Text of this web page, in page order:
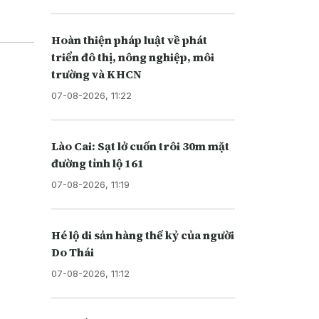
Hoàn thiện pháp luật về phát
triển đô thị, nông nghiệp, môi
trường và KHCN
07-08-2026, 11:22
Lào Cai: Sạt lở cuốn trôi 30m mặt
đường tỉnh lộ 161
07-08-2026, 11:19
Hé lộ di sản hàng thế kỷ của người
Do Thái
07-08-2026, 11:12